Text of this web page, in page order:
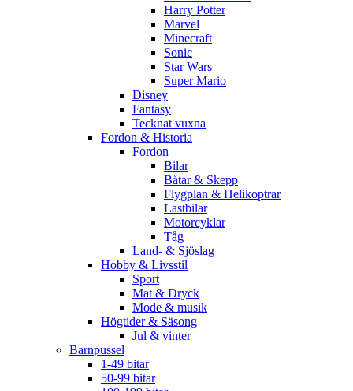
Harry Potter
Marvel
Minecraft
Sonic
Star Wars
Super Mario
Disney
Fantasy
Tecknat vuxna
Fordon & Historia
Fordon
Bilar
Båtar & Skepp
Flygplan & Helikoptrar
Lastbilar
Motorcyklar
Tåg
Land- & Sjöslag
Hobby & Livsstil
Sport
Mat & Dryck
Mode & musik
Högtider & Säsong
Jul & vinter
Barnpussel
1-49 bitar
50-99 bitar